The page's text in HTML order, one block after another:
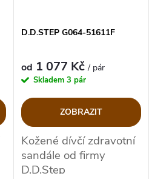
D.D.STEP G064-51611F
od 1 077 Kč/ pár
Skladem 3 pár
ZOBRAZIT
Kožené dívčí zdravotní
sandále od firmy
D.D.Step